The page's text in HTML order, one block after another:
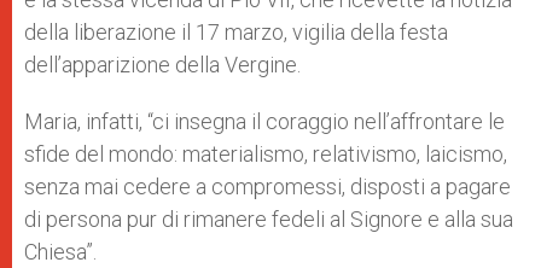
della liberazione il 17 marzo, vigilia della festa
dell’apparizione della Vergine.
Maria, infatti, “ci insegna il coraggio nell’affrontare le
sfide del mondo: materialismo, relativismo, laicismo,
senza mai cedere a compromessi, disposti a pagare
di persona pur di rimanere fedeli al Signore e alla sua
Chiesa”.